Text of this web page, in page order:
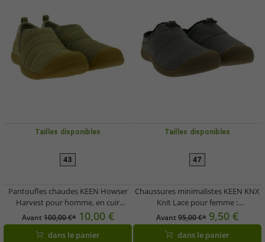
Tailles disponibles
43
Pantoufles chaudes KEEN Howser
Harvest pour homme, en cuir
véritable beige, avec technologie
anti-odeurs écologique (réf.
1026406)
Avant100,00 €* 10,00 €
dans le panier
Tailles disponibles
47
Chaussures minimalistes KEEN KNX
Knit Lace pour femme :
confortables, respirantes et
décontractées, avec tige en maille,
1030078 Noir
Avant95,00 €* 9,50 €
dans le panier